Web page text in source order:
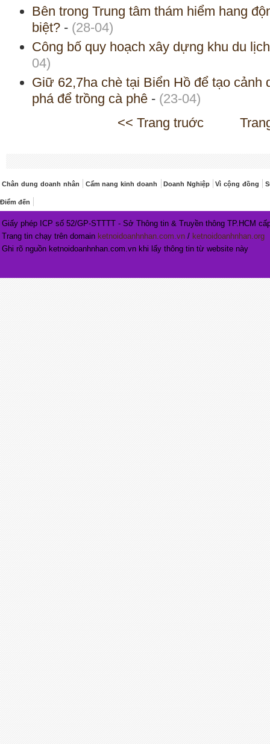
Bên trong Trung tâm thám hiểm hang
biệt? - (28-04)
Công bố quy hoạch xây dựng khu du
04)
Giữ 62,7ha chè tại Biển Hồ để tạo cảnh
phá để trồng cà phê - (23-04)
<< Trang truớc
Chân dung doanh nhân Cẩm nang kinh doanh Doanh Nghiệp Vì cộng đồng
Điểm đến
Giấy phép ICP số 52/GP-STTTT - Sở Thông tin & Truyền thông TP.HCM
Trang tin chạy trên domain ketnoidoanhnhan.com.vn / ketnoidoanhnhan.org
Ghi rõ nguồn ketnoidoanhnhan.com.vn khi lấy thông tin từ website này